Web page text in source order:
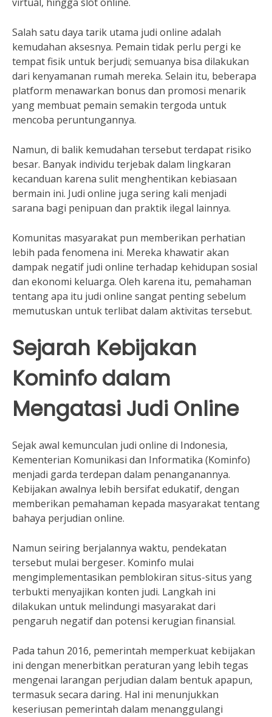
Salah satu daya tarik utama judi online adalah
kemudahan aksesnya. Pemain tidak perlu pergi ke
tempat fisik untuk berjudi; semuanya bisa dilakukan
dari kenyamanan rumah mereka. Selain itu, beberapa
platform menawarkan bonus dan promosi menarik
yang membuat pemain semakin tergoda untuk
mencoba peruntungannya.
Namun, di balik kemudahan tersebut terdapat risiko
besar. Banyak individu terjebak dalam lingkaran
kecanduan karena sulit menghentikan kebiasaan
bermain ini. Judi online juga sering kali menjadi
sarana bagi penipuan dan praktik ilegal lainnya.
Komunitas masyarakat pun memberikan perhatian
lebih pada fenomena ini. Mereka khawatir akan
dampak negatif judi online terhadap kehidupan sosial
dan ekonomi keluarga. Oleh karena itu, pemahaman
tentang apa itu judi online sangat penting sebelum
memutuskan untuk terlibat dalam aktivitas tersebut.
Sejarah Kebijakan
Kominfo dalam
Mengatasi Judi Online
Sejak awal kemunculan judi online di Indonesia,
Kementerian Komunikasi dan Informatika (Kominfo)
menjadi garda terdepan dalam penanganannya.
Kebijakan awalnya lebih bersifat edukatif, dengan
memberikan pemahaman kepada masyarakat tentang
bahaya perjudian online.
Namun seiring berjalannya waktu, pendekatan
tersebut mulai bergeser. Kominfo mulai
mengimplementasikan pemblokiran situs-situs yang
terbukti menyajikan konten judi. Langkah ini
dilakukan untuk melindungi masyarakat dari
pengaruh negatif dan potensi kerugian finansial.
Pada tahun 2016, pemerintah memperkuat kebijakan
ini dengan menerbitkan peraturan yang lebih tegas
mengenai larangan perjudian dalam bentuk apapun,
termasuk secara daring. Hal ini menunjukkan
keseriusan pemerintah dalam menanggulangi